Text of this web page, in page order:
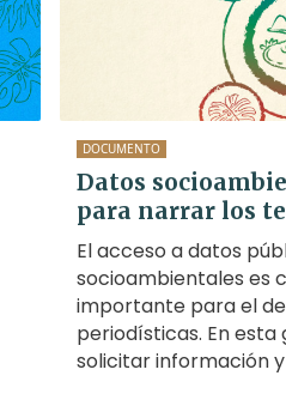
DOCUMENTO
Datos
para narrar los
El acceso a datos
socioambientales es
importante para el
periodísticas. En
solicitar información